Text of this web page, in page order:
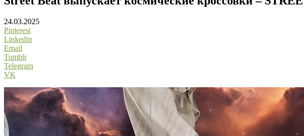
24.03.2025
Pinterest
Linkedin
Email
Tumblr
Telegram
VK